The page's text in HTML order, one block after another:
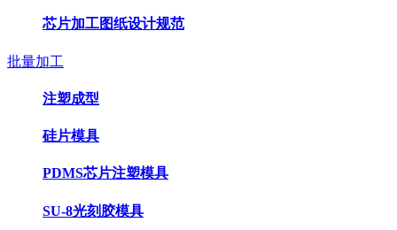
芯片加工图纸设计规范
批量加工
注塑成型
硅片模具
PDMS芯片注塑模具
SU-8光刻胶模具